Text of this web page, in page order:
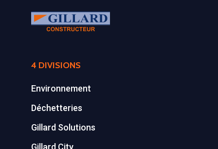
4 DIVISIONS
Environnement
Déchetteries
Gillard Solutions
Gillard City